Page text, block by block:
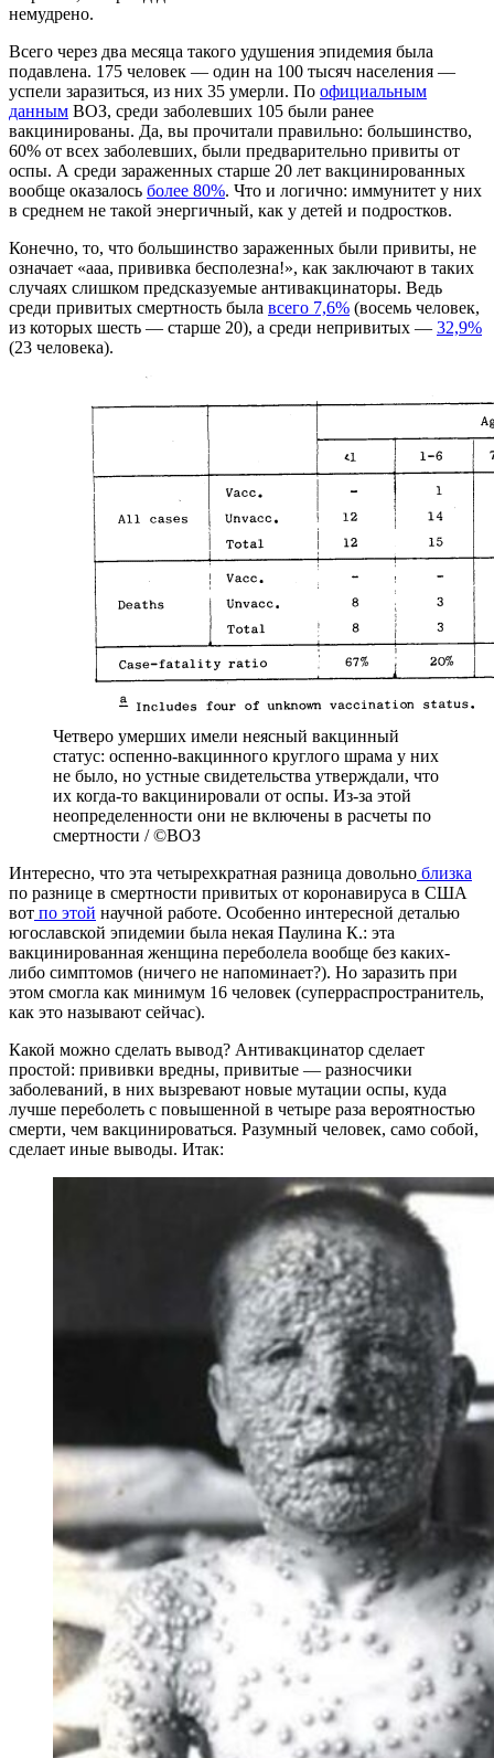
немудрено.
Всего через два месяца такого удушения эпидемия была
подавлена. 175 человек — один на 100 тысяч населения —
успели заразиться, из них 35 умерли. По официальным
данным ВОЗ, среди заболевших 105 были ранее
вакцинированы. Да, вы прочитали правильно: большинство,
60% от всех заболевших, были предварительно привиты от
оспы. А среди зараженных старше 20 лет вакцинированных
вообще оказалось более 80%. Что и логично: иммунитет у них
в среднем не такой энергичный, как у детей и подростков.
Конечно, то, что большинство зараженных были привиты, не
означает «ааа, прививка бесполезна!», как заключают в таких
случаях слишком предсказуемые антивакцинаторы. Ведь
среди привитых смертность была всего 7,6% (восемь человек,
из которых шесть — старше 20), а среди непривитых — 32,9%
(23 человека).
Четверо умерших имели неясный вакцинный
статус: оспенно-вакцинного круглого шрама у них
не было, но устные свидетельства утверждали, что
их когда-то вакцинировали от оспы. Из-за этой
неопределенности они не включены в расчеты по
смертности / ©ВОЗ
Интересно, что эта четырехкратная разница довольно близка
по разнице в смертности привитых от коронавируса в США
вот по этой научной работе. Особенно интересной деталью
югославской эпидемии была некая Паулина К.: эта
вакцинированная женщина переболела вообще без каких-
либо симптомов (ничего не напоминает?). Но заразить при
этом смогла как минимум 16 человек (суперраспространитель,
как это называют сейчас).
Какой можно сделать вывод? Антивакцинатор сделает
простой: прививки вредны, привитые — разносчики
заболеваний, в них вызревают новые мутации оспы, куда
лучше переболеть с повышенной в четыре раза вероятностью
смерти, чем вакцинироваться. Разумный человек, само собой,
сделает иные выводы. Итак: